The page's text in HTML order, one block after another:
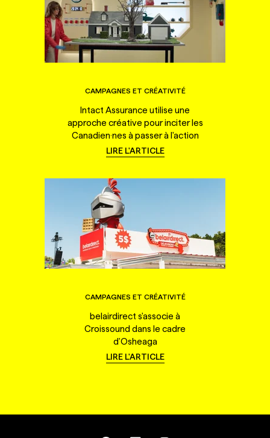
CAMPAGNES ET CRÉATIVITÉ
Intact Assurance utilise une
approche créative pour inciter les
Canadien·nes à passer à l'action
LIRE L'ARTICLE
CAMPAGNES ET CRÉATIVITÉ
belairdirect s'associe à
Croissound dans le cadre
d'Osheaga
LIRE L'ARTICLE